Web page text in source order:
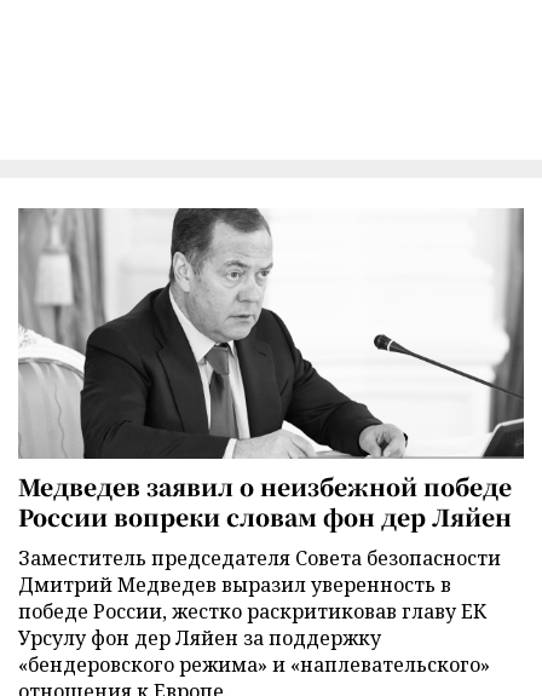
Медведев заявил о неизбежной победе
России вопреки словам фон дер Ляйен
Заместитель председателя Совета безопасности
Дмитрий Медведев выразил уверенность в
победе России, жестко раскритиковав главу ЕК
Урсулу фон дер Ляйен за поддержку
«бендеровского режима» и «наплевательского»